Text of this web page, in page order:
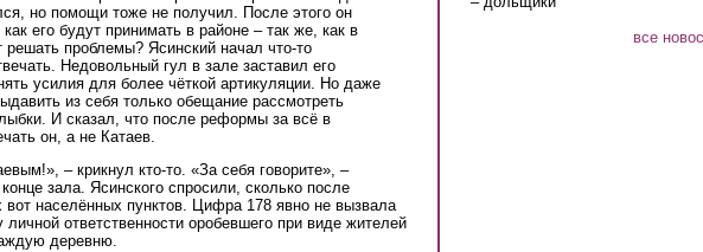
но помощи тоже не получил. После этого он
его будут принимать в районе – так же, как в
решать проблемы? Ясинский начал что-то
Недовольный гул в зале заставил его
усилия для более чёткой артикуляции. Но даже
из себя только обещание рассмотреть
И сказал, что после реформы за всё в
он, а не Катаев.
– крикнул кто-то. «За себя говорите», –
зала. Ясинского спросили, сколько после
населённых пунктов. Цифра 178 явно не вызвала
личной ответственности оробевшего при виде жителей
деревню.
все